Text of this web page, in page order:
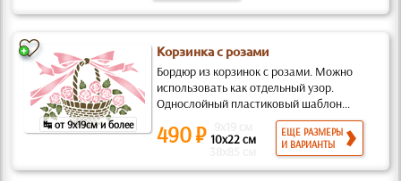
↹ от 9x19см и более
Корзинка с розами
Бордюр из корзинок с розами. Можно
использовать как отдельный узор.
Однослойный пластиковый шаблон...
490 ₽ 10x22 см
ЕЩЕ РАЗМЕРЫ
И ВАРИАНТЫ